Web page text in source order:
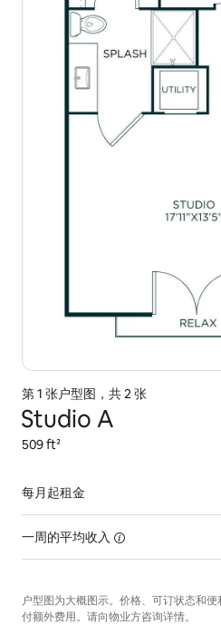
第 1 张户型图，共 2 张
Studio A
509 ft²
每月起租金
一周的平均收入
户型图为大概图示。价格、可订状态和
付额外费用。请向物业方咨询详情。